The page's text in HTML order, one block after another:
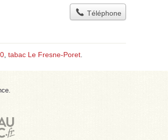
Téléphone
tabac Le Fresne-Poret